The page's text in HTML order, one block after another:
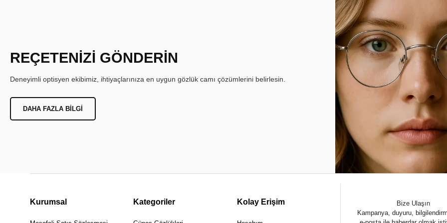
REÇETENİZİ GÖNDERİN
Deneyimli optisyen ekibimiz, ihtiyaçlarınıza en uygun gözlük camı çözümlerini belirlesin.
DAHA FAZLA BILGI
Kurumsal Kategoriler Kolay Erişim
Bize Ulaşın
Kampanya, duyuru,